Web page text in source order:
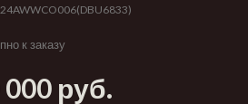
24AWWCO006(DBU6833)
к заказу
000 руб.